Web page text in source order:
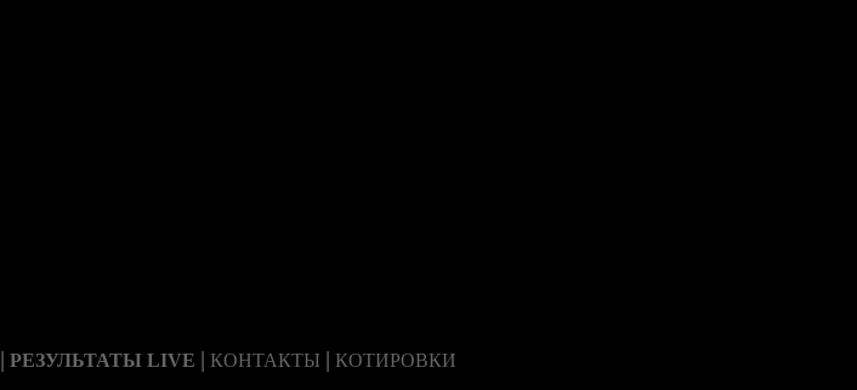
| РЕЗУЛЬТАТЫ LIVE | КОНТАКТЫ | КОТИРОВКИ